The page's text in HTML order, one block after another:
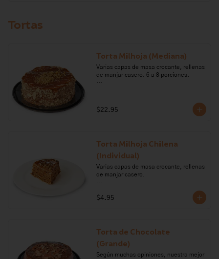
Tortas
Torta Milhoja (Mediana)
Varias capas de masa crocante, rellenas
de manjar casero. 6 a 8 porciones.
azúcar, bicarbonato de sodio,
carragenano, glucosa.
$22.95
Torta Milhoja Chilena
(Individual)
Varias capas de masa crocante, rellenas
de manjar casero.
Ingredientes: nueces, harina de trigo,
mantequilla, huevo, leche, sal, brandy,
Alérgenos: Leche, lactosa, huevo,
$4.95
Torta de Chocolate
(Grande)
Según muchas opiniones, nuestra mejor